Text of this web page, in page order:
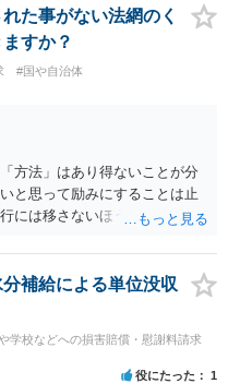
た事がない法網のく
すか？
#国や自治体
方法」はあり得ないことが分
と思って励みにすることは止
には移さないほうがいいでし
補給による単位没収
学校などへの損害賠償・慰謝料請求
役にたった 1